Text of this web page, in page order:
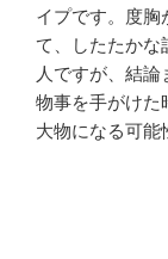
イプです。度胸
て、したたかな
人ですが、結論
物事を手がけた
大物になる可能